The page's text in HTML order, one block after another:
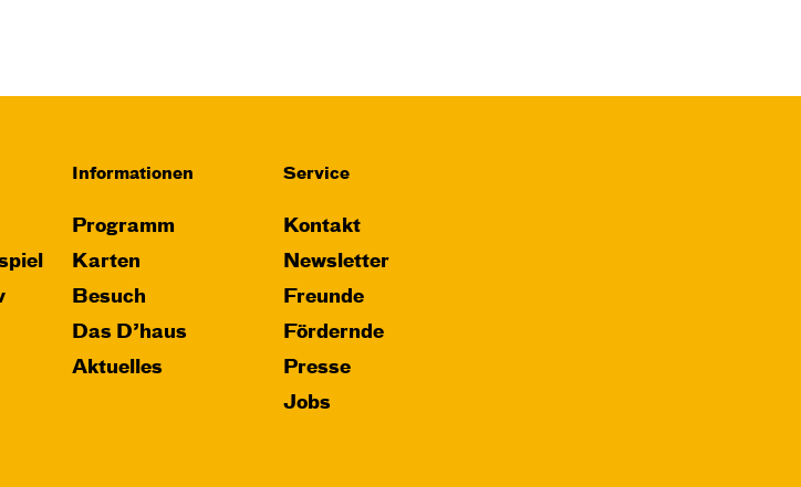
Informationen
Programm
Karten
Besuch
Das D’haus
Aktuelles
Service
Kontakt
Newsletter
Freunde
Fördernde
Presse
Jobs